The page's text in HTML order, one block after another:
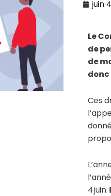
juin
Le
de
de
donc
Ces
4 juin.